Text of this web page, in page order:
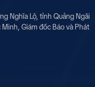
Nghĩa Lộ, tỉnh Quảng Ngãi
Minh, Giám đốc Báo và Phát